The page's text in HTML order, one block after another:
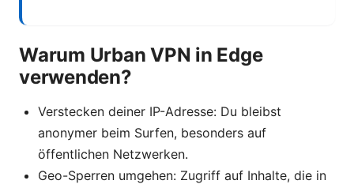
Warum Urban VPN in Edge
verwenden?
Verstecken deiner IP-Adresse: Du bleibst
anonymer beim Surfen, besonders auf
öffentlichen Netzwerken.
Geo-Sperren umgehen: Zugriff auf Inhalte, die in